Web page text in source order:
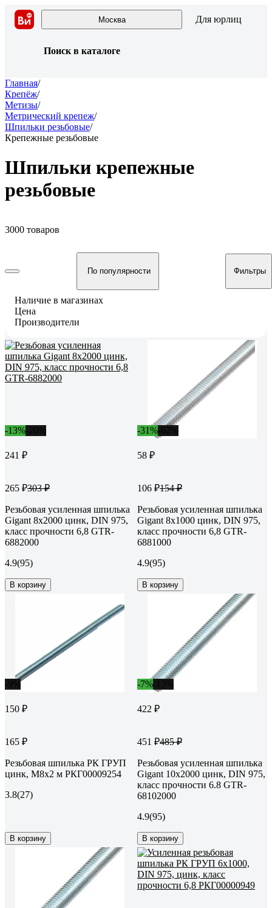
Москва Для юрлиц
Поиск в каталоге
Главная/
Крепёж/
Метизы/
Метрический крепеж/
Шпильки резьбовые/
Крепежные резьбовые
Шпильки крепежные
резьбовые
3000 товаров
По популярности Фильтры
Наличие в магазинах
Цена
Производители
-13%
241 ₽
265 ₽303 ₽
Резьбовая усиленная шпилька
Gigant 8x2000 цинк, DIN 975,
класс прочности 6,8 GTR-
6882000
4.9(95)
В корзину
-31%
58 ₽
106 ₽154 ₽
Резьбовая усиленная шпилька
Gigant 8x1000 цинк, DIN 975,
класс прочности 6,8 GTR-
6881000
4.9(95)
В корзину
150 ₽
165 ₽
Резьбовая шпилька РК ГРУП
цинк, М8x2 м РКГ00009254
3.8(27)
В корзину
-7%
422 ₽
451 ₽485 ₽
Резьбовая усиленная шпилька
Gigant 10x2000 цинк, DIN 975,
класс прочности 6.8 GTR-
68102000
4.9(95)
В корзину